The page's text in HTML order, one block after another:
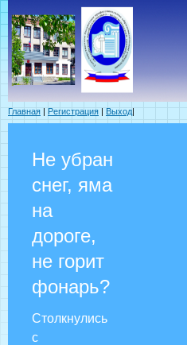
Главная | Регистрация | Выход|
Не убран
снег, яма
на
дороге,
не горит
фонарь?
Столкнулись
с